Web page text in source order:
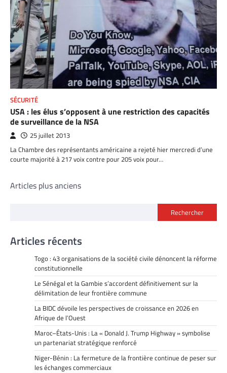
SÉCURITÉ
USA : les élus s’opposent à une restriction des capacités
de surveillance de la NSA
25 juillet 2013
La Chambre des représentants américaine a rejeté hier mercredi d’une
courte majorité à 217 voix contre pour 205 voix pour…
Navigation
Articles plus anciens
Rechercher
Articles récents
Togo : 43 organisations de la société civile dénoncent la réforme
constitutionnelle
Le Sénégal et la Gambie s’accordent définitivement sur la
délimitation de leur frontière commune
La BIDC dévoile les perspectives de croissance en 2026 en
Afrique de l’Ouest
Maroc–États-Unis : La « Donald J. Trump Highway » symbolise
un partenariat stratégique renforcé
Niger-Bénin : La fermeture de la frontière continue de peser sur
les échanges commerciaux